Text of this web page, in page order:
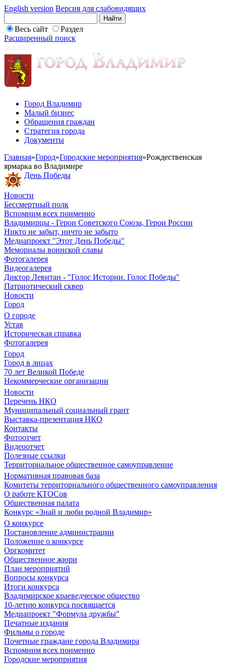
English version Версия для слабовидящих
Весь сайт
Раздел
Расширенный поиск
Город Владимир
Малый бизнес
Обращения граждан
Стратегия города
Документы
Главная»Город»Городские мероприятия»Рождественская
ярмарка во Владимире
День Победы
Новости
Бессмертный полк
Вспомним всех поименно
Владимирцы - Герои Советского Союза, Герои России
Никто не забыт, ничто не забыто
Медиапроект "Этот День Победы"
Мемориалы воинской славы
Фотогалерея
Видеогалерея
Диктор Левитан - "Голос Истории. Голос Победы"
Патриотический сквер
Новости
Город
О городе
Устав
Историческая справка
Фотогалерея
Город
Город в лицах
70 лет Великой Победе
Некоммерческие организации
Новости
Перечень НКО
Муниципальный социальный грант
Выставка-презентация НКО
Контакты
Фотоотчет
Видеоотчет
Полезные ссылки
Территориальное общественное самоуправление
Нормативная правовая база
Комитеты территориального общественного самоуправления
О работе КТОСов
Общественная палата
Конкурс «Знай и люби родной Владимир»
О конкурсе
Постановление администрации
Положение о конкурсе
Оргкомитет
Общественное жюри
План мероприятий
Вопросы конкурса
Итоги конкурса
Владимирское краеведческое общество
10-летию конкурса посвящается
Медиапроект "Формула дружбы"
Печатные издания
Фильмы о городе
Почетные граждане города Владимира
Вспомним всех поименно
Городские мероприятия